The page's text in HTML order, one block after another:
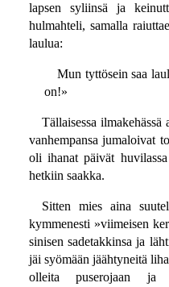
lapsen syliinsä ja
hulmahteli, samalla
laulua:
Mun tyttösein saa
on!»
Tällaisessa
vanhempansa jumaloivat
oli ihanat päivät
hetkiin saakka.
Sitten mies aina
kymmenesti »viimeisen
sinisen sadetakkinsa ja
jäi syömään jäähtyneitä
olleita puserojaan ja